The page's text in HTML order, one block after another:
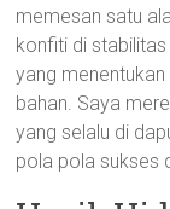
memesan satu
konfiti di
yang
bahan. Saya
yang selalu di
pola pola sukses